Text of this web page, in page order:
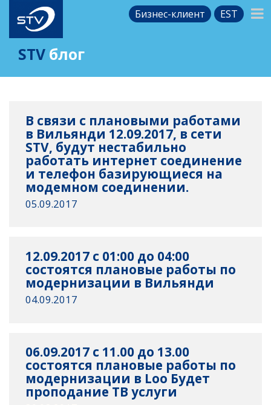
Бизнес-клиент EST
STV блог
В связи с плановыми работами
в Вильянди 12.09.2017, в сети
STV, будут нестабильно
работать интернет соединение
и телефон базирующиеся на
модемном соединении.
05.09.2017
12.09.2017 с 01:00 до 04:00
состоятся плановые работы по
модернизации в Вильянди
04.09.2017
06.09.2017 c 11.00 до 13.00
состоятся плановые работы по
модернизации в Loo Будет
проподание ТВ услуги